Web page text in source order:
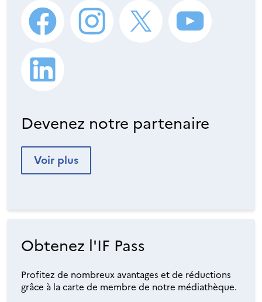
Devenez notre partenaire
Voir plus
Obtenez l'IF Pass
Profitez de nombreux avantages et de réductions
grâce à la carte de membre de notre médiathèque.